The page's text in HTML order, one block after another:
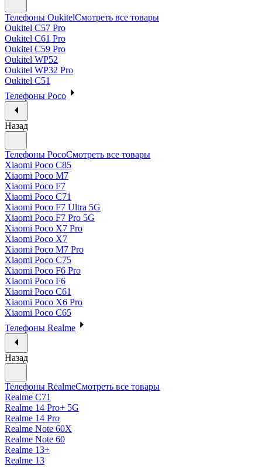
Телефоны OukitelСмотреть все товары
Oukitel C57 Pro
Oukitel C61 Pro
Oukitel C59 Pro
Oukitel WP52
Oukitel WP32 Pro
Oukitel C51
Телефоны Poco
Назад
Телефоны PocoСмотреть все товары
Xiaomi Poco C85
Xiaomi Poco M7
Xiaomi Poco F7
Xiaomi Poco C71
Xiaomi Poco F7 Ultra 5G
Xiaomi Poco F7 Pro 5G
Xiaomi Poco X7 Pro
Xiaomi Poco X7
Xiaomi Poco M7 Pro
Xiaomi Poco C75
Xiaomi Poco F6 Pro
Xiaomi Poco F6
Xiaomi Poco C61
Xiaomi Poco X6 Pro
Xiaomi Poco C65
Телефоны Realme
Назад
Телефоны RealmeСмотреть все товары
Realme C71
Realme 14 Pro+ 5G
Realme 14 Pro
Realme Note 60X
Realme Note 60
Realme 13+
Realme 13